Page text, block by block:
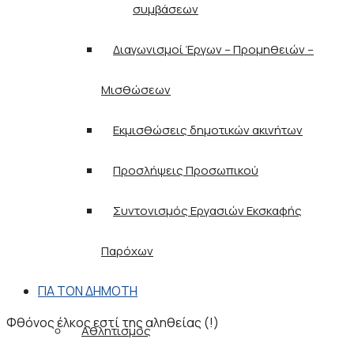
συμβάσεων
Διαγωνισμοί Έργων – Προμηθειών –
Μισθώσεων
Εκμισθώσεις δημοτικών ακινήτων
Προσλήψεις Προσωπικού
Συντονισμός Εργασιών Εκσκαφής
Παρόχων
ΓΙΑ ΤΟΝ ΔΗΜΟΤΗ
Αθλητισμός
Φθόνος έλκος εστί της αληθείας (!)